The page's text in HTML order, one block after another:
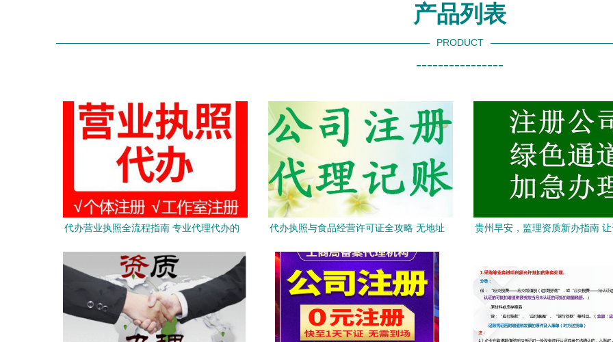
产品列表
PRODUCT
----------------
代办营业执照全流程指南 专业代理代办的
代办执照与食品经营许可证全攻略 无地址
贵州早安，监理资质新办指南